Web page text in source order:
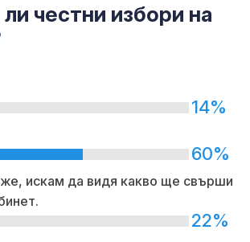
честни избори на
14%
60%
искам да видя какво ще свърши
22%